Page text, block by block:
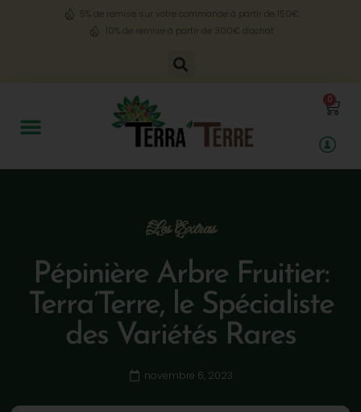
5% de remise sur votre commande à partir de 150€
10% de remise à partir de 300€ d'achat
0
Les Extras
Pépinière Arbre Fruitier:
Terra’Terre, le Spécialiste
des Variétés Rares
novembre 6, 2023